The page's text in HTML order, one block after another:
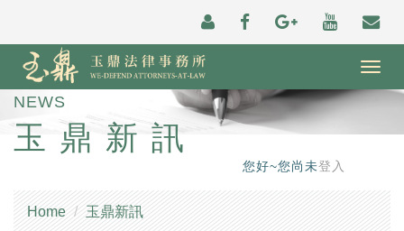
NEWS
玉鼎新訊
您好~您尚未登入
Home
玉鼎新訊